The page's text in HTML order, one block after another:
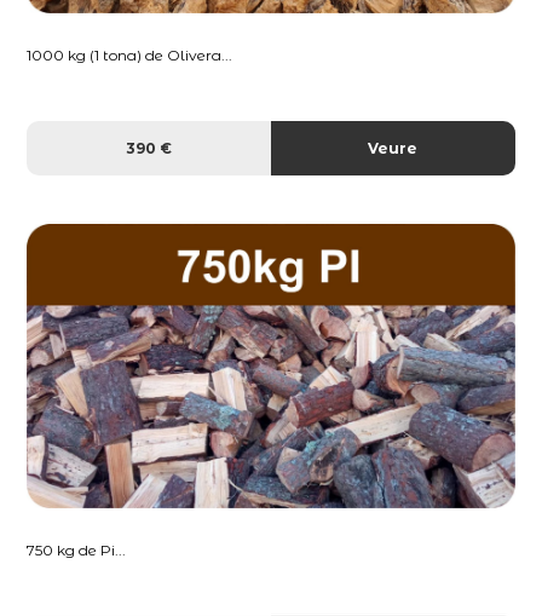
1000 kg (1 tona) de Olivera...
390 € Veure
750 kg de Pi...